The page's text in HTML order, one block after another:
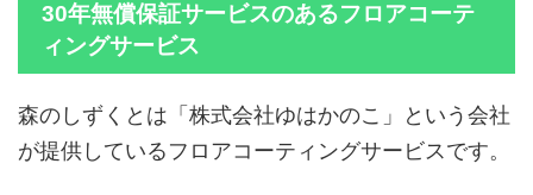
30年無償保証サービスのあるフロアコーテ
ィングサービス
森のしずくとは「株式会社ゆはかのこ」という会社
が提供しているフロアコーティングサービスです。